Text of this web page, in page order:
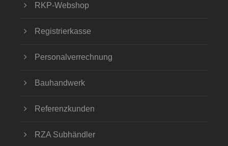
RKP-Webshop
Registrierkasse
Personalverrechnung
Bauhandwerk
Referenzkunden
RZA Subhändler